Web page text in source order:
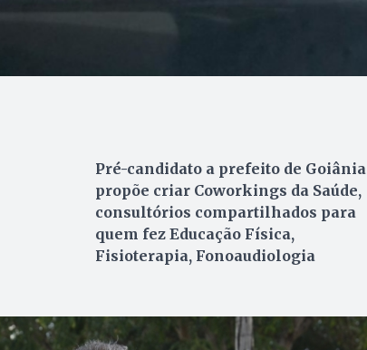
Pré-candidato a prefeito de Goiânia
propõe criar Coworkings da Saúde,
consultórios compartilhados para
quem fez Educação Física,
Fisioterapia, Fonoaudiologia